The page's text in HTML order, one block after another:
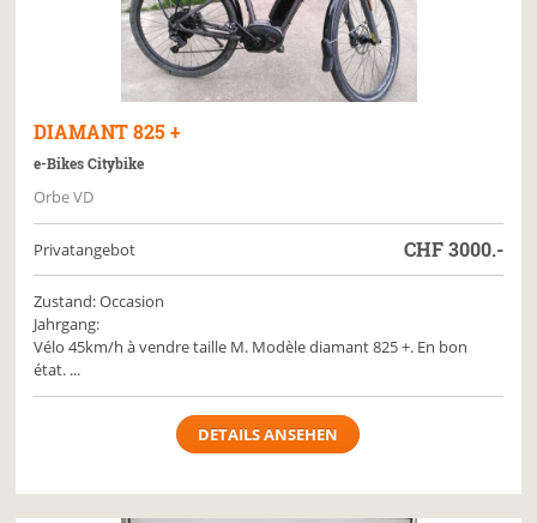
DIAMANT 825 +
e-Bikes Citybike
Orbe VD
Privatangebot CHF3000.-
Zustand: Occasion
Jahrgang:
Vélo 45km/h à vendre taille M. Modèle diamant 825 +. En bon
état. ...
DETAILS ANSEHEN